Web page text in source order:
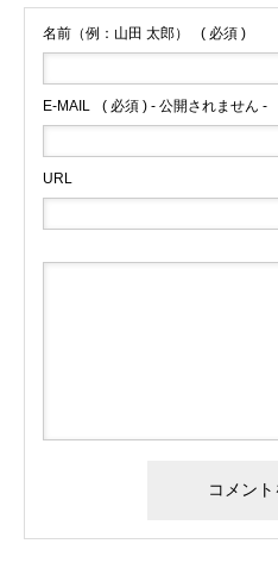
名前（例：山田 太郎） ( 必須 )
E-MAIL ( 必須 ) - 公開されません -
URL